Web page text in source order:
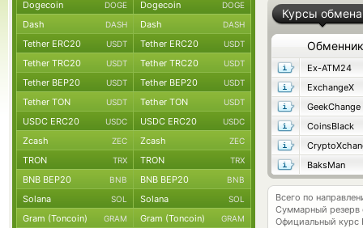
Курсы обмена
Обменник
Ex-ATM24
ExchangeX
GeekChange
CoinsBlack
BaksMan
Всего по
Суммарный резерв
Официальный курс
Dogecoin DOGE Dogecoin DOGE
Dash DASH Dash DASH
Tether ERC20 USDT Tether ERC20 USDT
Tether TRC20 USDT Tether TRC20 USDT
Tether BEP20 USDT Tether BEP20 USDT
Tether TON USDT Tether TON USDT
USDC ERC20 USDC USDC ERC20 USDC
Zcash ZEC Zcash ZEC
TRON TRX TRON TRX
BNB BEP20 BNB BNB BEP20 BNB
Solana SOL Solana SOL
Gram (Toncoin) GRAM Gram (Toncoin) GRAM